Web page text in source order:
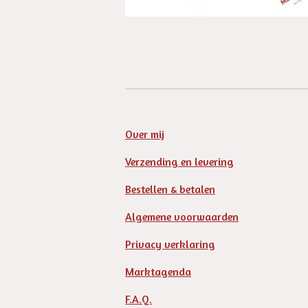
Over mij
Verzending en levering
Bestellen & betalen
Algemene voorwaarden
Privacy verklaring
Marktagenda
F.A.Q.